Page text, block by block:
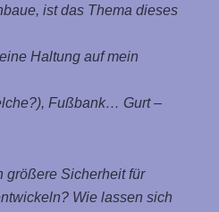
ist das Thema dieses
Haltung auf mein
Fußbank… Gurt –
größere Sicherheit für
Wie lassen sich